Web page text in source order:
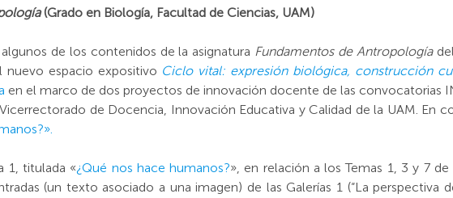
(Grado en Biología, Facultad de Ciencias, UAM)
de los contenidos de la asignatura Fundamentos de Antropología
nuevo espacio expositivo Ciclo vital: expresión biológica, construcción
en el marco de dos proyectos de innovación docente de las convocatorias
de Docencia, Innovación Educativa y Calidad de la UAM. En
».
1, titulada «¿Qué nos hace humanos?», en relación a los Temas 1, 3 y 7 de
(un texto asociado a una imagen) de las Galerías 1 (“La perspectiva